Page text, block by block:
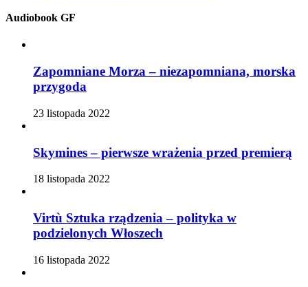
Audiobook GF
Zapomniane Morza – niezapomniana, morska
przygoda
23 listopada 2022
Skymines – pierwsze wrażenia przed premierą
18 listopada 2022
Virtù Sztuka rządzenia – polityka w
podzielonych Włoszech
16 listopada 2022